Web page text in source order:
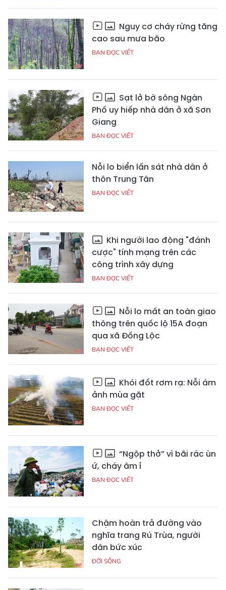
Nguy cơ cháy rừng tăng
cao sau mưa bão
BẠN ĐỌC VIẾT
Sạt lở bờ sông Ngàn
Phố uy hiếp nhà dân ở xã Sơn
Giang
BẠN ĐỌC VIẾT
Nỗi lo biển lấn sát nhà dân ở
thôn Trung Tân
BẠN ĐỌC VIẾT
Khi người lao động "đánh
cược" tính mạng trên các
công trình xây dựng
BẠN ĐỌC VIẾT
Nỗi lo mất an toàn giao
thông trên quốc lộ 15A đoạn
qua xã Đồng Lộc
BẠN ĐỌC VIẾT
Khói đốt rơm rạ: Nỗi ám
ảnh mùa gặt
BẠN ĐỌC VIẾT
“Ngộp thở” vì bãi rác ùn
ứ, cháy âm ỉ
BẠN ĐỌC VIẾT
Chậm hoàn trả đường vào
nghĩa trang Rú Trùa, người
dân bức xúc
ĐỜI SỐNG